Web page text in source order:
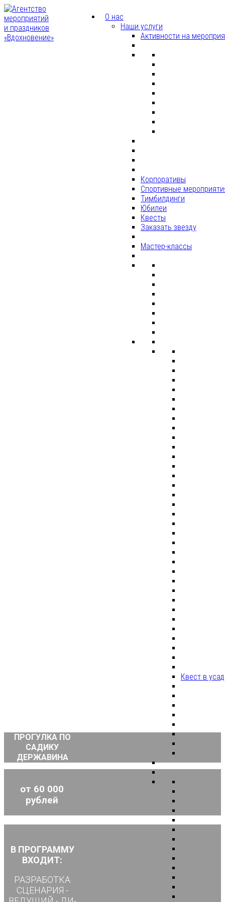
О нас
Наши услуги
Активности на
Корпоративы
Спортивные
Тимбилдинги
Юбилеи
Квесты
Заказать звезду
Мастер-классы
Квест в
ПРОГУЛКА ПО
САДИКУ
ДЕРЖАВИНА
от 60 000
рублей
В ПРОГРАММУ
ВХОДИТ:
РАЗРАБОТКА
СЦЕНАРИЯ -